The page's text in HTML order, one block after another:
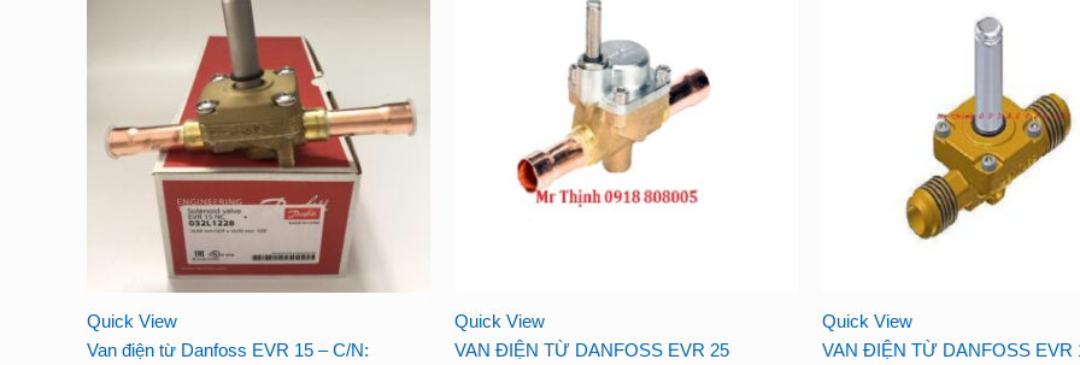
Quick View
Van điện từ Danfoss EVR 15 – C/N:
Quick View
VAN ĐIỆN TỪ DANFOSS EVR 25
Quick View
VAN ĐIỆN TỪ DANFOSS EVR